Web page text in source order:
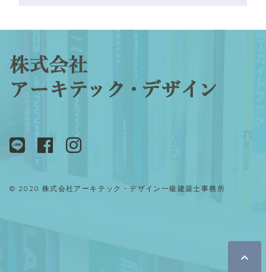
© 2020 株式会社アーキテック・デザイン一級建築士事務所